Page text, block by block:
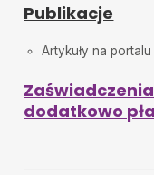
Publikacje
Artykuły na
dodatkowo